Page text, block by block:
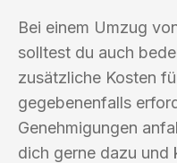
Bei einem Umzug
solltest du auch
zusätzliche Kosten
gegebenenfalls
Genehmigungen
dich gerne dazu und